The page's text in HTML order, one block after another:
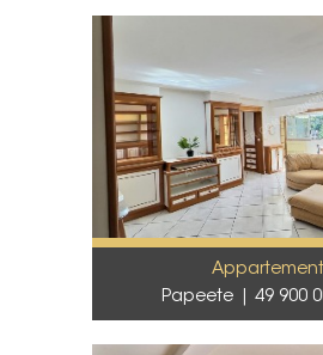
Appartement
Papeete
49 900